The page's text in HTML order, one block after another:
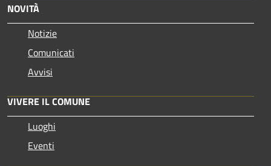
NOVITÀ
Notizie
Comunicati
Avvisi
VIVERE IL COMUNE
Luoghi
Eventi